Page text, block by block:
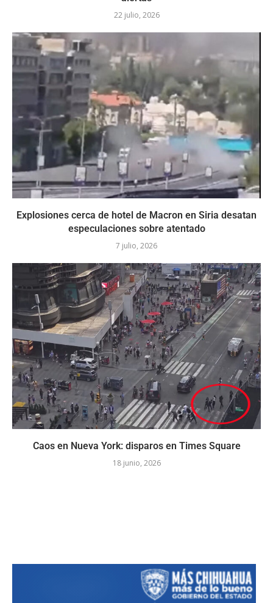
22 julio, 2026
Explosiones cerca de hotel de Macron en Siria desatan
especulaciones sobre atentado
7 julio, 2026
Caos en Nueva York: disparos en Times Square
18 junio, 2026